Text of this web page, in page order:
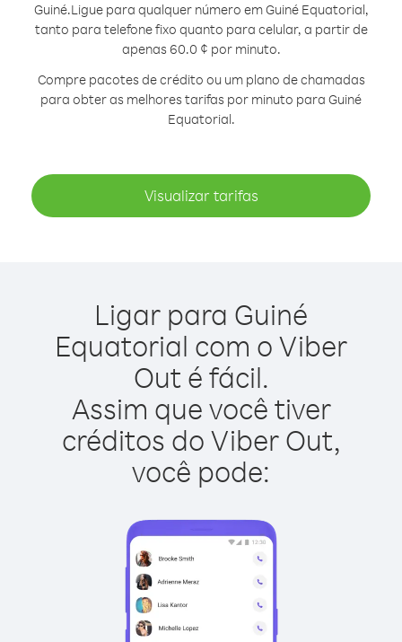
Guiné.Ligue para qualquer número em Guiné Equatorial,
tanto para telefone fixo quanto para celular, a partir de
apenas 60.0 ¢ por minuto.
Compre pacotes de crédito ou um plano de chamadas
para obter as melhores tarifas por minuto para Guiné
Equatorial.
Visualizar tarifas
Ligar para Guiné
Equatorial com o Viber
Out é fácil.
Assim que você tiver
créditos do Viber Out,
você pode: